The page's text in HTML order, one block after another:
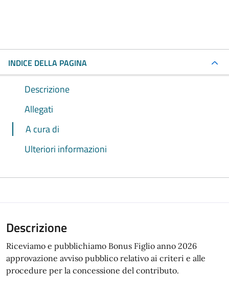
INDICE DELLA PAGINA
Descrizione
Allegati
A cura di
Ulteriori informazioni
Descrizione
Riceviamo e pubblichiamo Bonus Figlio anno 2026
approvazione avviso pubblico relativo ai criteri e alle
procedure per la concessione del contributo.